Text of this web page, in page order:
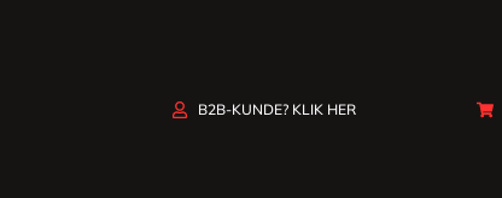
B2B-KUNDE? KLIK HER